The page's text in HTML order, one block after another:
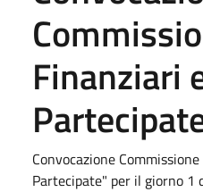
Finanziari
Convocazione
Partecipate" per il giorno 1